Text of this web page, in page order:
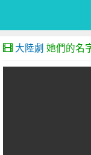
大陸劇 她們的名